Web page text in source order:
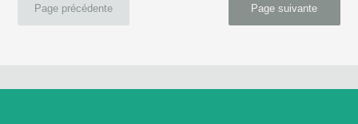
Page suivante
Page précédente